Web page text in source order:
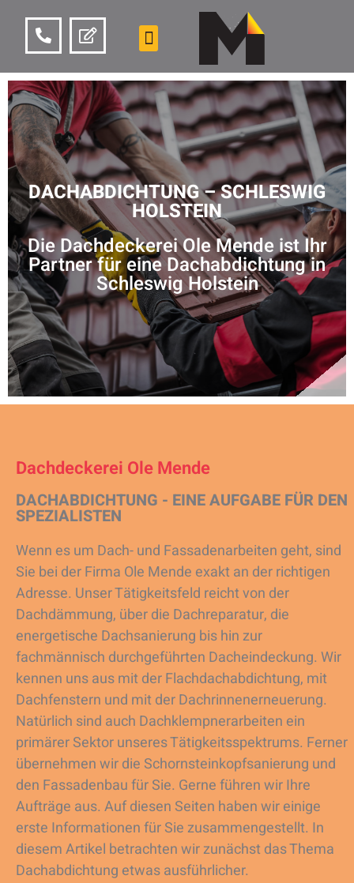
DACHABDICHTUNG – SCHLESWIG
HOLSTEIN
Die Dachdeckerei Ole Mende ist Ihr
Partner für eine Dachabdichtung in
Schleswig Holstein
Dachdeckerei Ole Mende
DACHABDICHTUNG - EINE AUFGABE FÜR DEN
SPEZIALISTEN
Wenn es um Dach- und Fassadenarbeiten geht, sind
Sie bei der Firma Ole Mende exakt an der richtigen
Adresse. Unser Tätigkeitsfeld reicht von der
Dachdämmung, über die Dachreparatur, die
energetische Dachsanierung bis hin zur
fachmännisch durchgeführten Dacheindeckung. Wir
kennen uns aus mit der Flachdachabdichtung, mit
Dachfenstern und mit der Dachrinnenerneuerung.
Natürlich sind auch Dachklempnerarbeiten ein
primärer Sektor unseres Tätigkeitsspektrums. Ferner
übernehmen wir die Schornsteinkopfsanierung und
den Fassadenbau für Sie. Gerne führen wir Ihre
Aufträge aus. Auf diesen Seiten haben wir einige
erste Informationen für Sie zusammengestellt. In
diesem Artikel betrachten wir zunächst das Thema
Dachabdichtung etwas ausführlicher.